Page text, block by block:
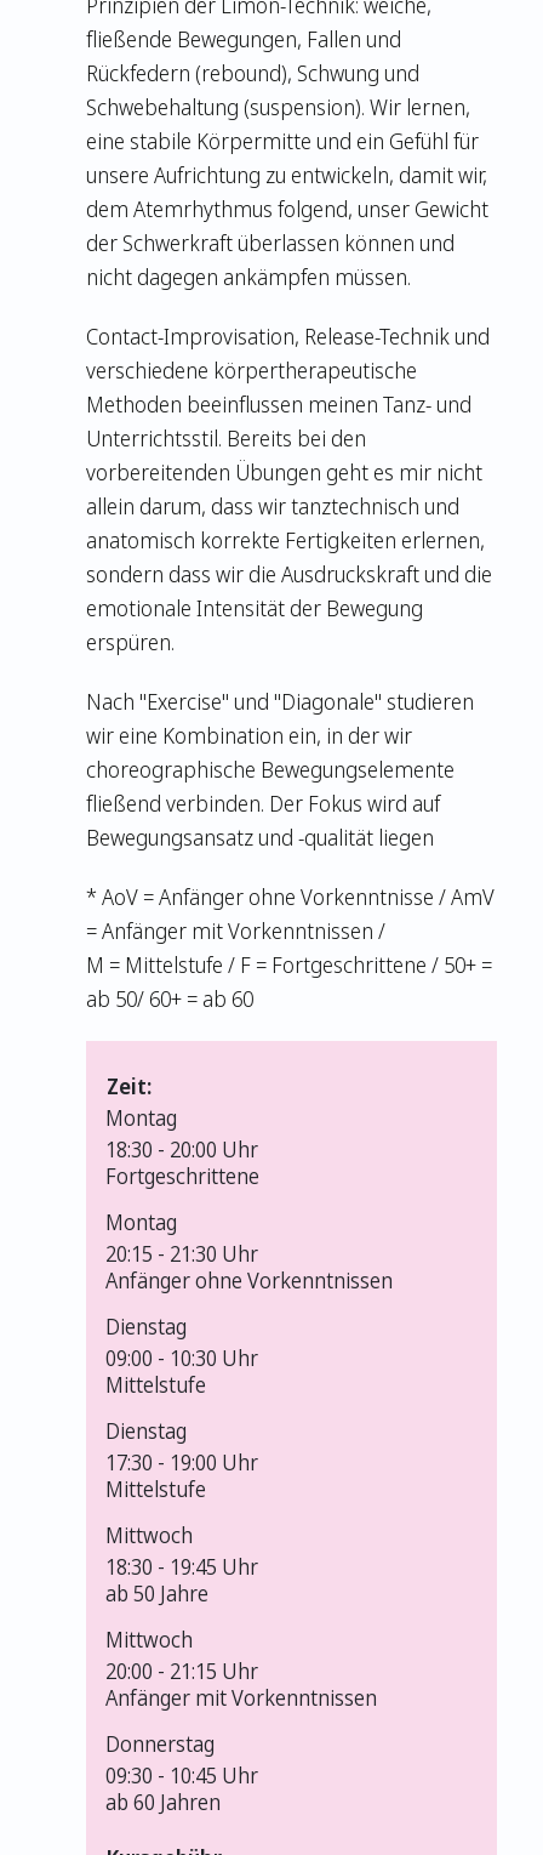
fließende Bewegungen, Fallen und
Rückfedern (rebound), Schwung und
Schwebehaltung (suspension). Wir lernen,
eine stabile Körpermitte und ein Gefühl für
unsere Aufrichtung zu entwickeln, damit wir,
dem Atemrhythmus folgend, unser Gewicht
der Schwerkraft überlassen können und
nicht dagegen ankämpfen müssen.
Contact-Improvisation, Release-Technik und
verschiedene körpertherapeutische
Methoden beeinflussen meinen Tanz- und
Unterrichtsstil. Bereits bei den
vorbereitenden Übungen geht es mir nicht
allein darum, dass wir tanztechnisch und
anatomisch korrekte Fertigkeiten erlernen,
sondern dass wir die Ausdruckskraft und die
emotionale Intensität der Bewegung
erspüren.
Nach "Exercise" und "Diagonale" studieren
wir eine Kombination ein, in der wir
choreographische Bewegungselemente
fließend verbinden. Der Fokus wird auf
Bewegungsansatz und -qualität liegen
* AoV = Anfänger ohne Vorkenntnisse / AmV
= Anfänger mit Vorkenntnissen /
M = Mittelstufe / F = Fortgeschrittene / 50+ =
ab 50/ 60+ = ab 60
Zeit:
Montag
18:30 - 20:00 Uhr
Fortgeschrittene
Montag
20:15 - 21:30 Uhr
Anfänger ohne Vorkenntnissen
Dienstag
09:00 - 10:30 Uhr
Mittelstufe
Dienstag
17:30 - 19:00 Uhr
Mittelstufe
Mittwoch
18:30 - 19:45 Uhr
ab 50 Jahre
Mittwoch
20:00 - 21:15 Uhr
Anfänger mit Vorkenntnissen
Donnerstag
09:30 - 10:45 Uhr
ab 60 Jahren